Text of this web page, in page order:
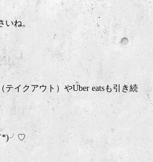
いね。
テイクアウト）やUber eatsも引き続